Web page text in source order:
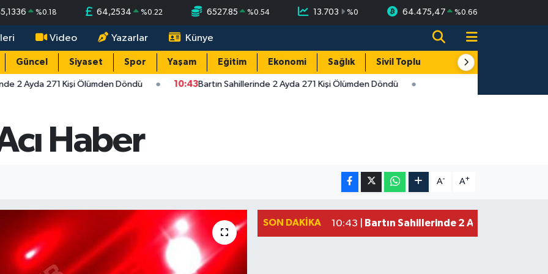
%0.18 64,2534 %0.22 6527.85 %0.54 13.703 %0 64.475,47 %0.66
Video Yazarlar Künye
Güncel Siyaset Spor Yaşam Eğitim Ekonomi Sağlık Sivil Toplum Turizm
2 Ayda 271 Kişi Ölümden Döndü 10:43Bartın Sahillerinde 2 Ayda 271 Kişi Ölümden Döndü
Haber
A- A+
SON DAKIKA 10:43 | Bartın Sahillerinde 2 Ayda 271 Kişi